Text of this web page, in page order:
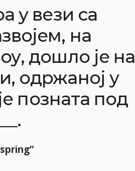
у вези са
на
дошло је на
одржаној у
је позната под